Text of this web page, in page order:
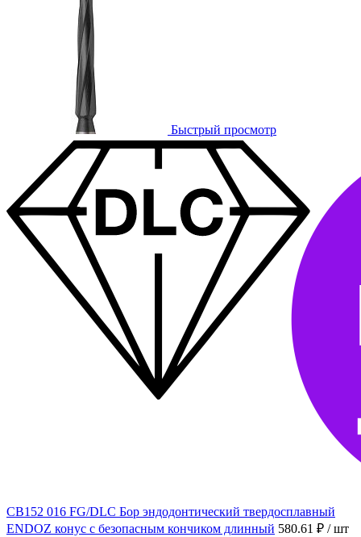
Быстрый просмотр
CB152 016 FG/DLC Бор эндодонтический твердосплавный
ENDOZ конус с безопасным кончиком длинный 580.61 ₽ / шт